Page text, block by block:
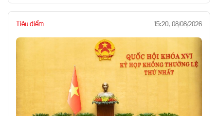
Tiêu điểm 15:20, 08/08/2026